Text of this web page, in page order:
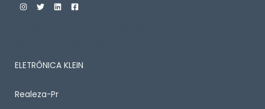
ELETRÔNICA KLEIN
Realeza-Pr